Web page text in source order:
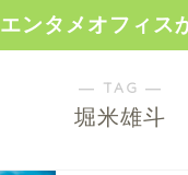
エンタメオフィス
― TAG ―
堀米雄斗